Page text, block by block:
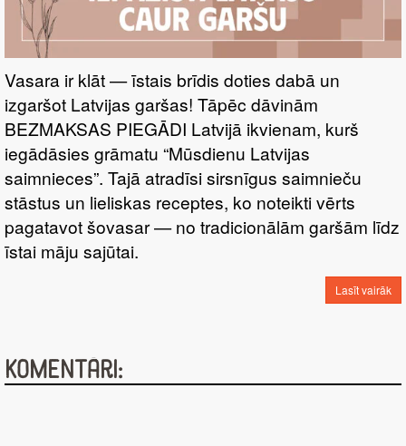
Vasara ir klāt — īstais brīdis doties dabā un
izgaršot Latvijas garšas! Tāpēc dāvinām
BEZMAKSAS PIEGĀDI Latvijā ikvienam, kurš
iegādāsies grāmatu “Mūsdienu Latvijas
saimnieces”. Tajā atradīsi sirsnīgus saimnieču
stāstus un lieliskas receptes, ko noteikti vērts
pagatavot šovasar — no tradicionālām garšām līdz
īstai māju sajūtai.
Lasīt vairāk
Komentāri: